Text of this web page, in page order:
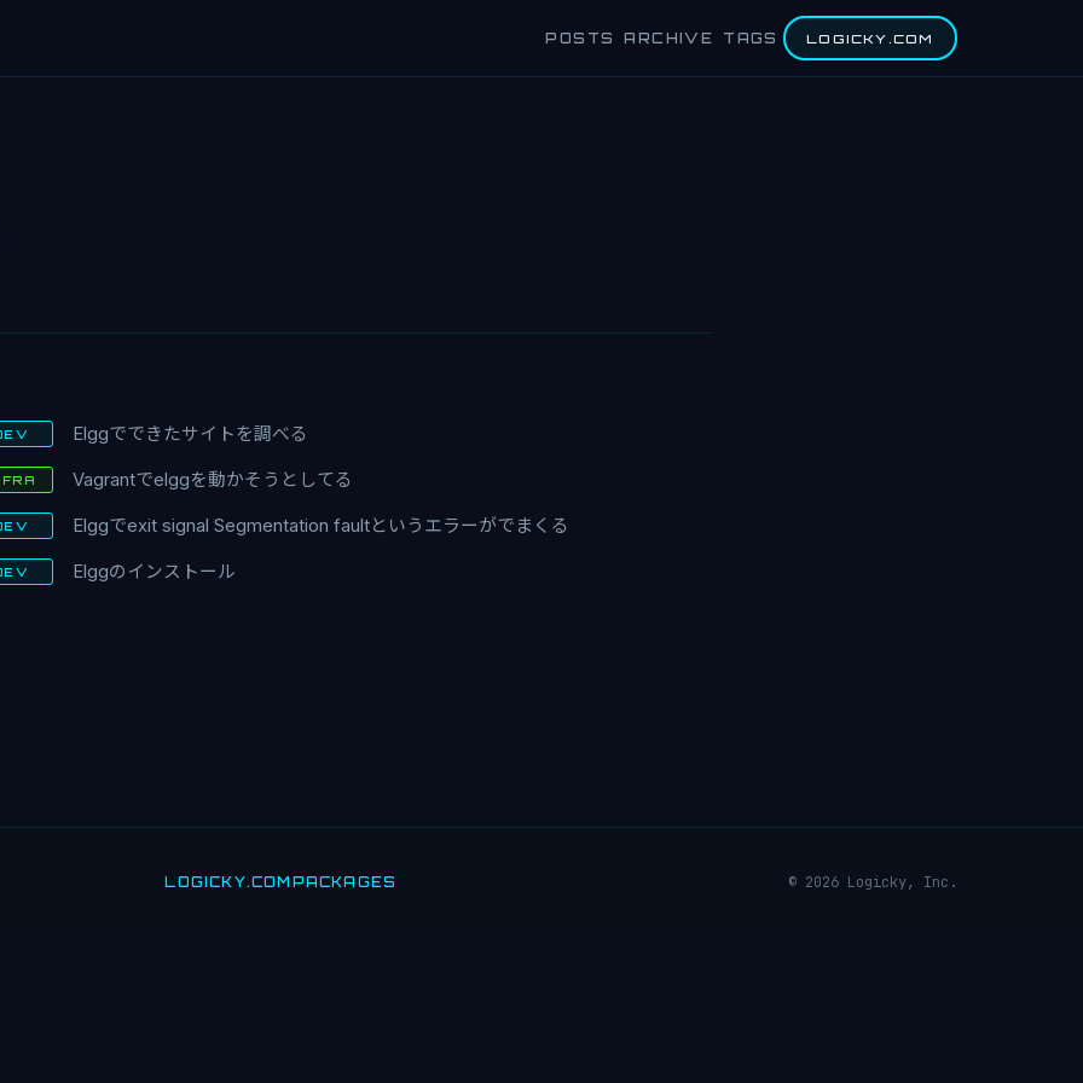
POSTS ARCHIVE TAGS LOGICKY.COM
Elggでできたサイトを調べる
Vagrantでelggを動かそうとしてる
Elggでexit signal Segmentation faultというエラーがでまくる
Elggのインストール
LOGICKY.COM PACKAGES © 2026 Logicky, Inc.